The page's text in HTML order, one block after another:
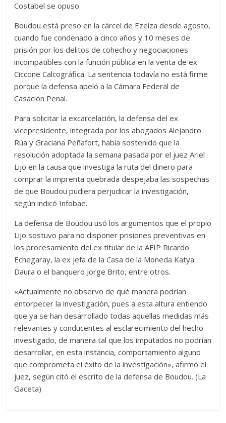
Costabel se opuso.
Boudou está preso en la cárcel de Ezeiza desde agosto,
cuando fue condenado a cinco años y 10 meses de
prisión por los delitos de cohecho y negociaciones
incompatibles con la función pública en la venta de ex
Ciccone Calcográfica. La sentencia todavía no está firme
porque la defensa apeló a la Cámara Federal de
Casación Penal.
Para solicitar la excarcelación, la defensa del ex
vicepresidente, integrada por los abogados Alejandro
Rúa y Graciana Peñafort, había sostenido que la
resolución adoptada la semana pasada por el juez Ariel
Lijo en la causa que investiga la ruta del dinero para
comprar la imprenta quebrada despejaba las sospechas
de que Boudou pudiera perjudicar la investigación,
según indicó Infobae.
La defensa de Boudou usó los argumentos que el propio
Lijo sostuvo para no disponer prisiones preventivas en
los procesamiento del ex titular de la AFIP Ricardo
Echegaray, la ex jefa de la Casa de la Moneda Katya
Daura o el banquero Jorge Brito, entre otros.
«Actualmente no observo de qué manera podrían
entorpecer la investigación, pues a esta altura entiendo
que ya se han desarrollado todas aquellas medidas más
relevantes y conducentes al esclarecimiento del hecho
investigado, de manera tal que los imputados no podrían
desarrollar, en esta instancia, comportamiento alguno
que comprometa el éxito de la investigación», afirmó el
juez, según citó el escrito de la defensa de Boudou. (La
Gaceta)